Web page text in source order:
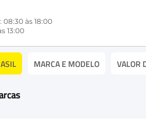
08:30 às 18:00
13:00
MARCA E MODELO VALOR